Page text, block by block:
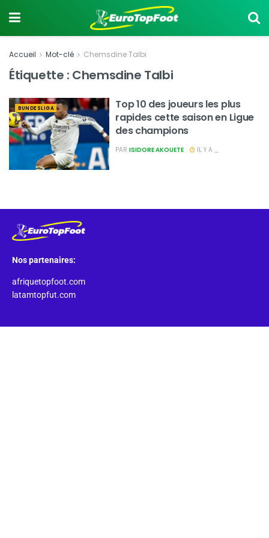
Accueil Mot-clé Chemsdine Talbi
Étiquette : Chemsdine Talbi
BUNDESLIGA
Top 10 des joueurs les plus
rapides cette saison en Ligue
des champions
PAR ISIDORE AKOUETE IL Y A _
Nos partenaires:
afriquetopfoot.com
latamtopfut.com